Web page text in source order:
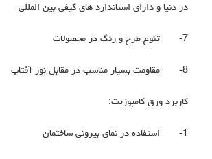
در دنیا و دارای استاندارد های کیفی بین المللی
7- تنوع طرح و رنگ در محصولات
8- مقاومت بسیار مناسب در مقابل نور آفتاب
کاربرد ورق کامپوزیت:
1- استفاده در نمای بیرونی ساختمان